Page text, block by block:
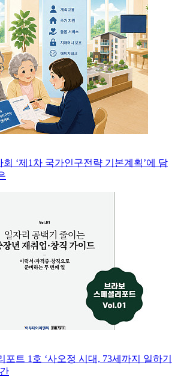
회 ‘제1차 국가인구전략 기본계획’에 담
포트 1호 ‘사오정 시대, 73세까지 일하기